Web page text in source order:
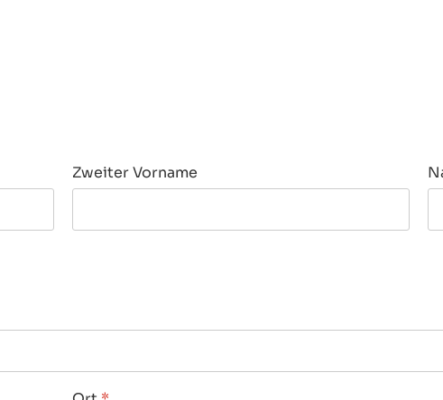
Zweiter Vorname